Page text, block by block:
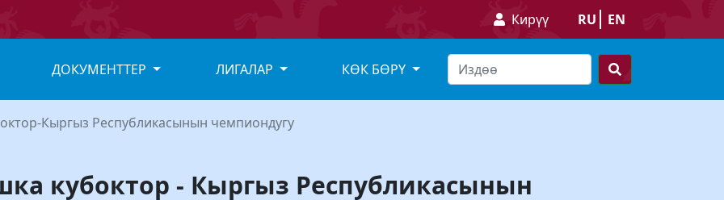
Кирүү RU EN
ДОКУМЕНТТЕР ЛИГАЛАР КӨК БӨРҮ
Кыргыз Республикасынын чемпиондугу
кубоктор - Кыргыз Республикасынын